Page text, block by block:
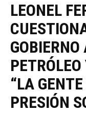
LEONEL
“LA
PRESIÓN